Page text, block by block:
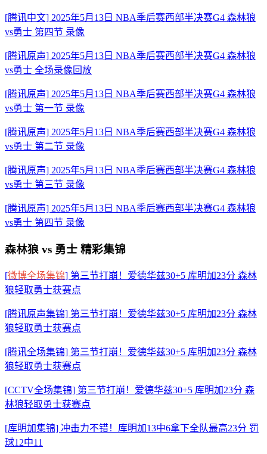
[腾讯中文] 2025年5月13日 NBA季后赛西部半决赛G4 森林狼
vs勇士 第四节 录像
[腾讯原声] 2025年5月13日 NBA季后赛西部半决赛G4 森林狼
vs勇士 全场录像回放
[腾讯原声] 2025年5月13日 NBA季后赛西部半决赛G4 森林狼
vs勇士 第一节 录像
[腾讯原声] 2025年5月13日 NBA季后赛西部半决赛G4 森林狼
vs勇士 第二节 录像
[腾讯原声] 2025年5月13日 NBA季后赛西部半决赛G4 森林狼
vs勇士 第三节 录像
[腾讯原声] 2025年5月13日 NBA季后赛西部半决赛G4 森林狼
vs勇士 第四节 录像
森林狼 vs 勇士 精彩集锦
[微博全场集锦] 第三节打崩！爱德华兹30+5 库明加23分 森林
狼轻取勇士获赛点
[腾讯原声集锦] 第三节打崩！爱德华兹30+5 库明加23分 森林
狼轻取勇士获赛点
[腾讯全场集锦] 第三节打崩！爱德华兹30+5 库明加23分 森林
狼轻取勇士获赛点
[CCTV全场集锦] 第三节打崩！爱德华兹30+5 库明加23分 森
林狼轻取勇士获赛点
[库明加集锦] 冲击力不错！库明加13中6拿下全队最高23分 罚
球12中11